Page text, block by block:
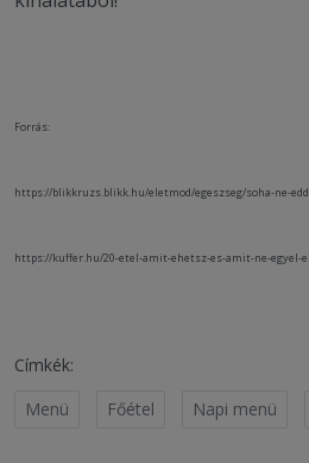
Forrás:
https://blikkruzs.blikk.hu/eletmod/egeszseg/soha-ne-
https://kuffer.hu/20-etel-amit-ehetsz-es-amit-ne-egyel-
Címkék:
Menü
Főétel Napi menü